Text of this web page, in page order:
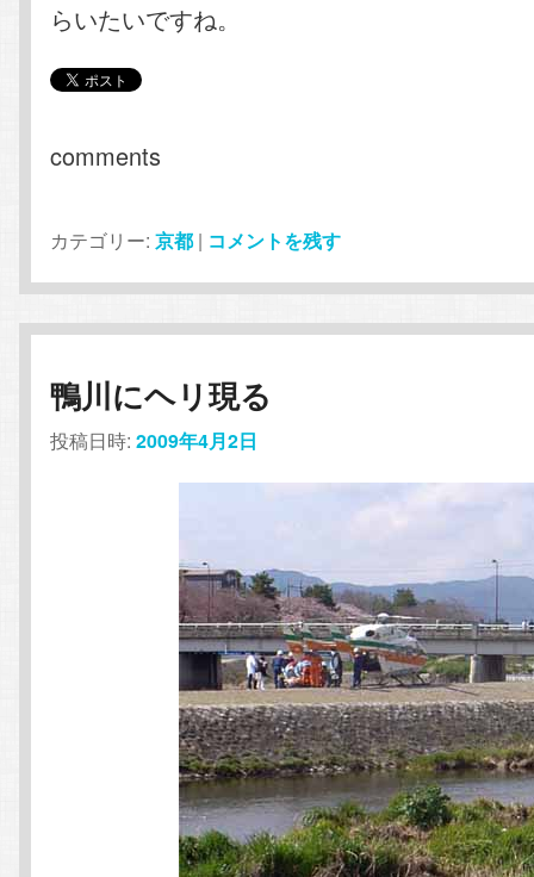
らいたいですね。
comments
カテゴリー: 京都 | コメントを残す
鴨川にヘリ現る
投稿日時:2009年4月2日